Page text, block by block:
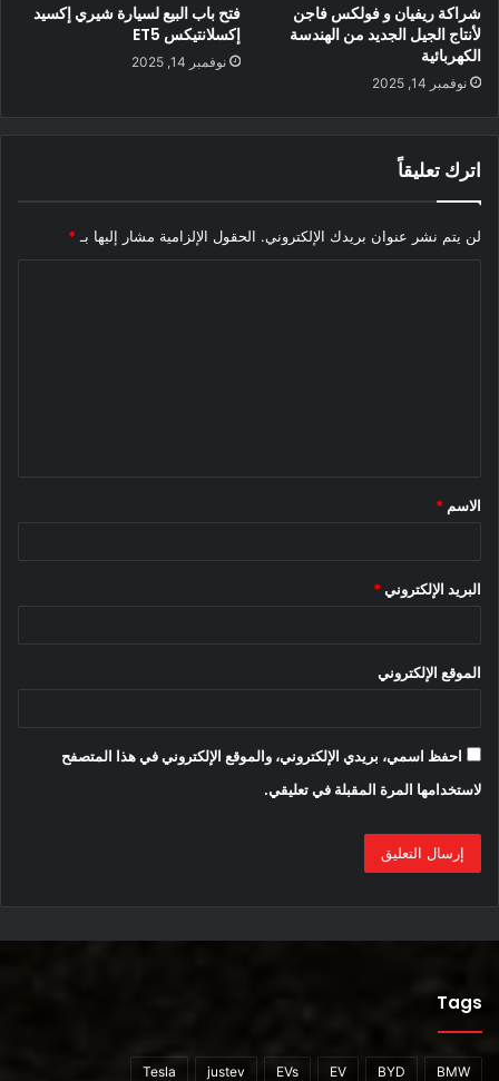
التوصيل والشحن لبعض الطرز الجديدة.
شراكة ريفيان و فولكس فاجن
لأنتاج الجيل الجديد من الهندسة
الكهربائية
نوفمبر 14, 2025
فتح باب البيع لسيارة شيري إكسيد
إكسلانتيكس ET5
نوفمبر 14, 2025
اترك تعليقاً
لن يتم نشر عنوان بريدك الإلكتروني. الحقول الإلزامية مشار إليها بـ *
*
الاسم *
البريد الإلكتروني *
الموقع الإلكتروني
احفظ اسمي، بريدي الإلكتروني، والموقع الإلكتروني في هذا المتصفح
لاستخدامها المرة المقبلة في تعليقي.
Tags
BMW
BYD
EV
EVs
justev
Tesla